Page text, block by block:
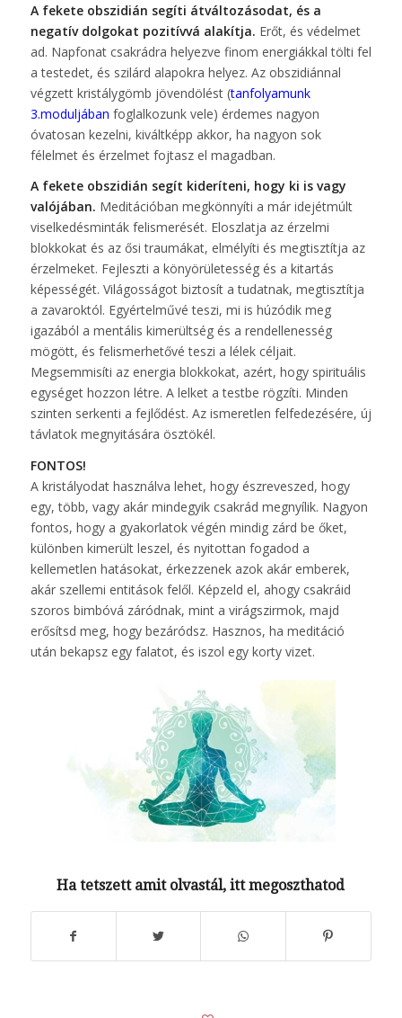
A fekete obszidián segíti átváltozásodat, és a
negatív dolgokat pozitívvá alakítja. Erőt, és védelmet
ad. Napfonat csakrádra helyezve finom energiákkal tölti fel
a testedet, és szilárd alapokra helyez. Az obszidiánnal
végzett kristálygömb jövendölést (tanfolyamunk
3.moduljában foglalkozunk vele) érdemes nagyon
óvatosan kezelni, kiváltképp akkor, ha nagyon sok
félelmet és érzelmet fojtasz el magadban.
A fekete obszidián segít kideríteni, hogy ki is vagy
valójában. Meditációban megkönnyíti a már idejétmúlt
viselkedésminták felismerését. Eloszlatja az érzelmi
blokkokat és az ősi traumákat, elmélyíti és megtisztítja az
érzelmeket. Fejleszti a könyörületesség és a kitartás
képességét. Világosságot biztosít a tudatnak, megtisztítja
a zavaroktól. Egyértelművé teszi, mi is húzódik meg
igazából a mentális kimerültség és a rendellenesség
mögött, és felismerhetővé teszi a lélek céljait.
Megsemmisíti az energia blokkokat, azért, hogy spirituális
egységet hozzon létre. A lelket a testbe rögzíti. Minden
szinten serkenti a fejlődést. Az ismeretlen felfedezésére, új
távlatok megnyitására ösztökél.
FONTOS!
A kristályodat használva lehet, hogy észreveszed, hogy
egy, több, vagy akár mindegyik csakrád megnyílik. Nagyon
fontos, hogy a gyakorlatok végén mindig zárd be őket,
különben kimerült leszel, és nyitottan fogadod a
kellemetlen hatásokat, érkezzenek azok akár emberek,
akár szellemi entitások felől. Képzeld el, ahogy csakráid
szoros bimbóvá záródnak, mint a virágszirmok, majd
erősítsd meg, hogy bezáródsz. Hasznos, ha meditáció
után bekapsz egy falatot, és iszol egy korty vizet.
Ha tetszett amit olvastál, itt megoszthatod